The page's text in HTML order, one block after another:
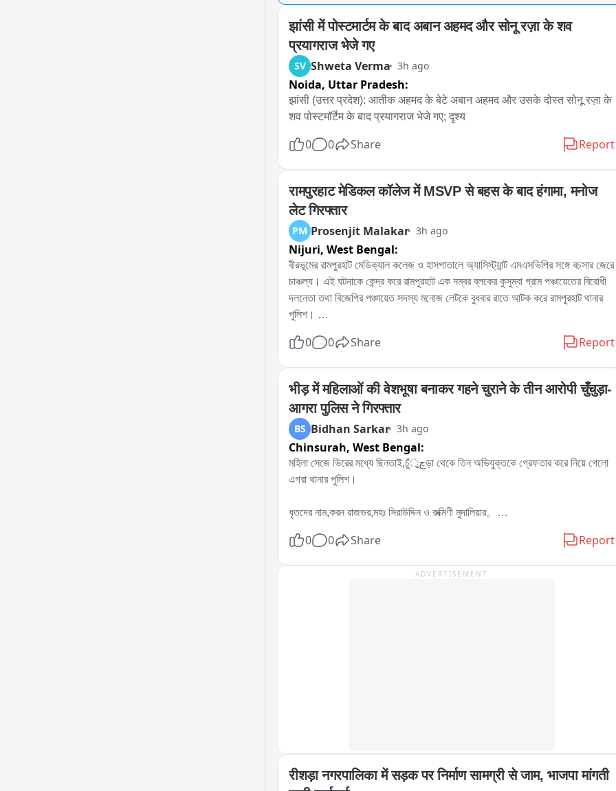
झांसी में पोस्टमार्टम के बाद अबान अहमद और सोनू रज़ा के शव
प्रयागराज भेजे गए
SV Shweta Verma 3h ago
Noida, Uttar Pradesh:
झांसी (उत्तर प्रदेश): आतीक अहमद के बेटे अबान अहमद और उसके दोस्त सोनू रज़ा के
शव पोस्टमॉर्टेम के बाद प्रयागराज भेजे गए; दृश्य
0 0 Share Report
रामपुरहाट मेडिकल कॉलेज में MSVP से बहस के बाद हंगामा, मनोज
लेट गिरफ्तार
PM Prosenjit Malakar 3h ago
Nijuri, West Bengal:
বীরভূমের রামপুরহাট মেডিক্যাল কলেজ ও হাসপাতালে অ্যাসিস্ট্যান্ট এমএসভিপির সঙ্গে বচসার জেরে
চাঞ্চল্য। এই ঘটনাকে কেন্দ্র করে রামপুরহাট এক নম্বর ব্লকের কুসুম্বা গ্রাম পঞ্চায়েতের বিরোধী
দলনেতা তথা বিজেপির পঞ্চায়েত সদস্য মনোজ লেটকে বুধবার রাতে আটক করে রামপুরহাট থানার
পুলিশ।
একাধিক নেতৃত্ব ও কর্মীরা। তাঁরা মনোজ লেটকে কোন অভিযোগে আটক করা হয়েছে, সেই বিষয়ে
প্রয়োজনীয় প্রক্রিয়া সম্পন্ন করে এদিন সকালে বিজেপির বিরোধী দলনেতা মনোজ লেটকে ছেড়ে
দেয় রামপুরহাট থানার পুলিশ।
0 0 Share Report
भीड़ में महिलाओं की वेशभूषा बनाकर गहने चुराने के तीन आरोपी चुँचुड़ा-
आगरा पुलिस ने गिरफ्तार
BS Bidhan Sarkar 3h ago
Chinsurah, West Bengal:
মহিলা সেজে ভিরের মধ্যে ছিনতাই,চুঁچুড়া থেকে তিন অভিযুক্তকে গ্রেফতার করে নিয়ে গেলো
এগরা থানার পুলিশ।
ধৃতদের নাম,করন রাজভর,মহঃ সিরাউদ্দিন ও রুক্মিণী মুদালিয়ার。
গলার হার শরীরের গয়না চুরি করে অভিযুক্তরা。
0 0 Share Report
ADVERTISEMENT
रीशड़ा नगरपालिका में सड़क पर निर्माण सामग्री से जाम, भाजपा मांगती